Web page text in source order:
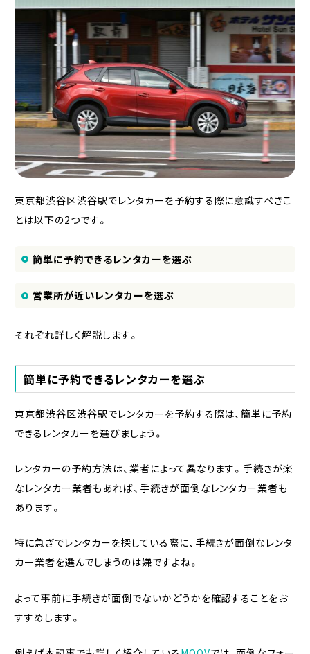
東京都渋谷区渋谷駅でレンタカーを予約する際に意識すべきこ
とは以下の2つです。
簡単に予約できるレンタカーを選ぶ
営業所が近いレンタカーを選ぶ
それぞれ詳しく解説します。
簡単に予約できるレンタカーを選ぶ
東京都渋谷区渋谷駅でレンタカーを予約する際は、簡単に予約
できるレンタカーを選びましょう。
レンタカーの予約方法は、業者によって異なります。手続きが楽
なレンタカー業者もあれば、手続きが面倒なレンタカー業者も
あります。
特に急ぎでレンタカーを探している際に、手続きが面倒なレンタ
カー業者を選んでしまうのは嫌ですよね。
よって事前に手続きが面倒でないかどうかを確認することをお
すすめします。